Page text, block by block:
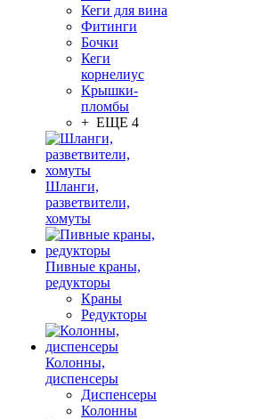
Кеги для вина
Фитинги
Бочки
Кеги
корнелиус
Крышки-
пломбы
+ ЕЩЕ 4
Шланги,
разветвители,
хомуты
Пивные краны,
редукторы
Краны
Редукторы
Колонны,
диспенсеры
Диспенсеры
Колонны